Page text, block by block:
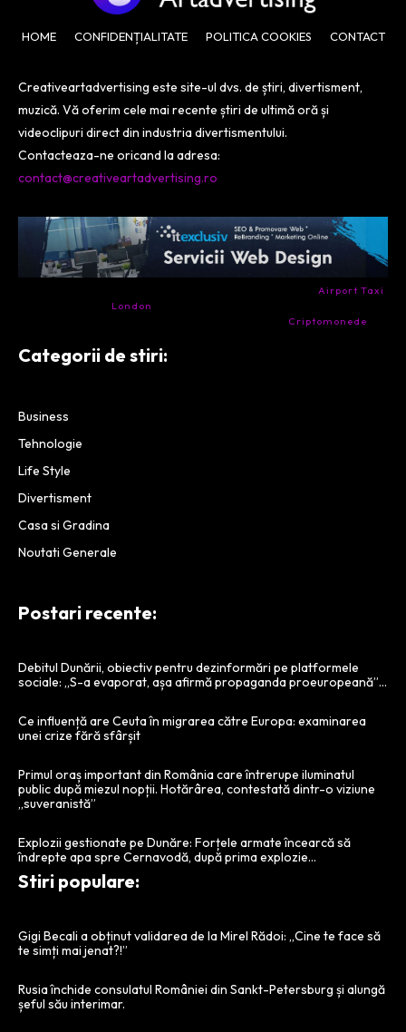
HOME CONFIDENȚIALITATE POLITICA COOKIES CONTACT
Creativeartadvertising este site-ul dvs. de știri, divertisment,
muzică. Vă oferim cele mai recente știri de ultimă oră și
videoclipuri direct din industria divertismentului.
Contacteaza-ne oricand la adresa:
contact@creativeartadvertising.ro
Airport Taxi
London
Criptomonede
Categorii de stiri:
Business
Tehnologie
Life Style
Divertisment
Casa si Gradina
Noutati Generale
Postari recente:
Debitul Dunării, obiectiv pentru dezinformări pe platformele
sociale: „S-a evaporat, așa afirmă propaganda proeuropeană”…
Ce influență are Ceuta în migrarea către Europa: examinarea
unei crize fără sfârșit
Primul oraș important din România care întrerupe iluminatul
public după miezul nopții. Hotărârea, contestată dintr-o viziune
„suveranistă”
Explozii gestionate pe Dunăre: Forțele armate încearcă să
îndrepte apa spre Cernavodă, după prima explozie…
Stiri populare:
Gigi Becali a obținut validarea de la Mirel Rădoi: „Cine te face să
te simți mai jenat?!”
Rusia închide consulatul României din Sankt-Petersburg și alungă
șeful său interimar.